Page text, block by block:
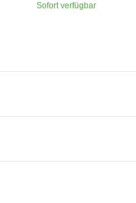
Sofort verfügbar